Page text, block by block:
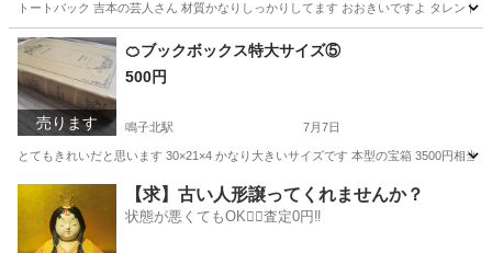
トートバック 吉本の芸人さん 材質かなりしっかりしてます おおきいですよ タレン
愛知 名古屋市 鳴子北駅 靴/バッグ お笑い
売ります
🍊ブックボックス特大サイズ⑤
500円
鳴子北駅 7月7日
とてもきれいだと思います 30×21×4 かなり大きいサイズです 本型の宝箱 3500円相
鳴子北駅 家具 ボックス
【求】古い人形譲ってくれませんか？
状態が悪くてもOK🙆‍♀️査定0円‼️